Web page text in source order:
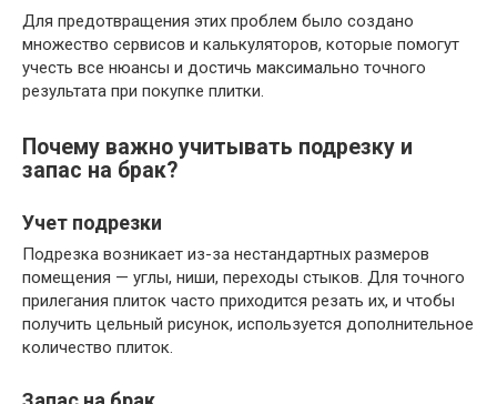
Для предотвращения этих проблем было создано
множество сервисов и калькуляторов, которые помогут
учесть все нюансы и достичь максимально точного
результата при покупке плитки.
Почему важно учитывать подрезку и
запас на брак?
Учет подрезки
Подрезка возникает из-за нестандартных размеров
помещения — углы, ниши, переходы стыков. Для точного
прилегания плиток часто приходится резать их, и чтобы
получить цельный рисунок, используется дополнительное
количество плиток.